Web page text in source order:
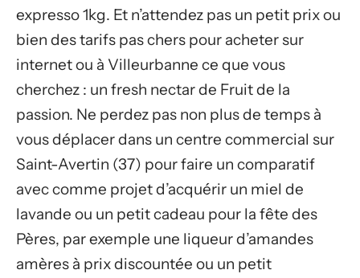
expresso 1kg. Et n’attendez pas un petit prix ou
bien des tarifs pas chers pour acheter sur
internet ou à Villeurbanne ce que vous
cherchez : un fresh nectar de Fruit de la
passion. Ne perdez pas non plus de temps à
vous déplacer dans un centre commercial sur
Saint-Avertin (37) pour faire un comparatif
avec comme projet d’acquérir un miel de
lavande ou un petit cadeau pour la fête des
Pères, par exemple une liqueur d’amandes
amères à prix discountée ou un petit